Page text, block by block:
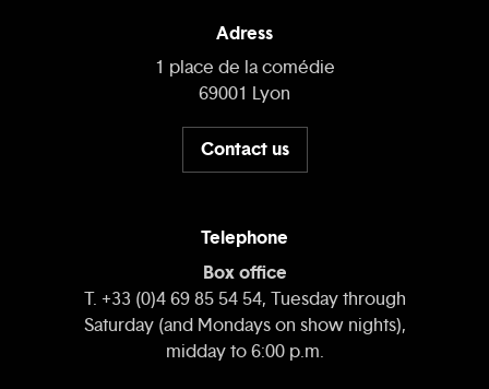
Adress
1 place de la comédie
69001 Lyon
Contact us
Telephone
Box office
T. +33 (0)4 69 85 54 54, Tuesday through
Saturday (and Mondays on show nights),
midday to 6:00 p.m.